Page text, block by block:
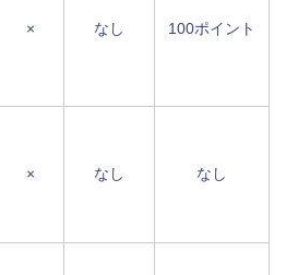
× なし 100ポイント
× なし なし